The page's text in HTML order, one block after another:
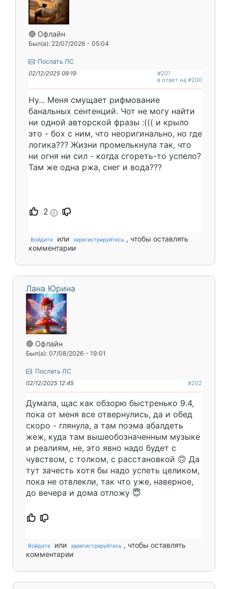
🔴 Офлайн
Был(а): 22/07/2026 - 05:04
Послать ЛС
02/12/2025 09:19
#201
в ответ на #200
Ну... Меня смущает рифмование
банальных сентенций. Чот не могу найти
ни одной авторской фразы :((( и крыло
это - бох с ним, что неоригинально, но где
логика??? Жизни промелькнула так, что
ни огня ни сил - когда сгореть-то успело?
Там же одна ржа, снег и вода???
2 i
Войдите или зарегистрируйтесь , чтобы оставлять
комментарии
Лана Юрина
🔴 Офлайн
Был(а): 07/08/2026 - 19:01
Послать ЛС
02/12/2025 12:45 #202
Думала, щас как обзорю быстренько 9.4,
пока от меня все отвернулись, да и обед
скоро - глянула, а там поэма абалдеть
жеж, куда там вышеобозначенным музыке
и реалиям, не, это явно надо будет с
чувством, с толком, с расстановкой 🙃 Да
тут зачесть хотя бы надо успеть целиком,
пока не отвлекли, так что уже, наверное,
до вечера и дома отложу 😇
Войдите или зарегистрируйтесь , чтобы оставлять
комментарии